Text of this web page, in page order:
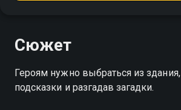
Сюжет
Героям нужно выбраться из
подсказки и разгадав загадки.